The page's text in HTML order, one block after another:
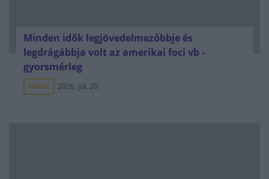
Minden idők legjövedelmezőbbje és
legdrágábbja volt az amerikai foci vb -
gyorsmérleg
HÍREK 2026. júl. 20.